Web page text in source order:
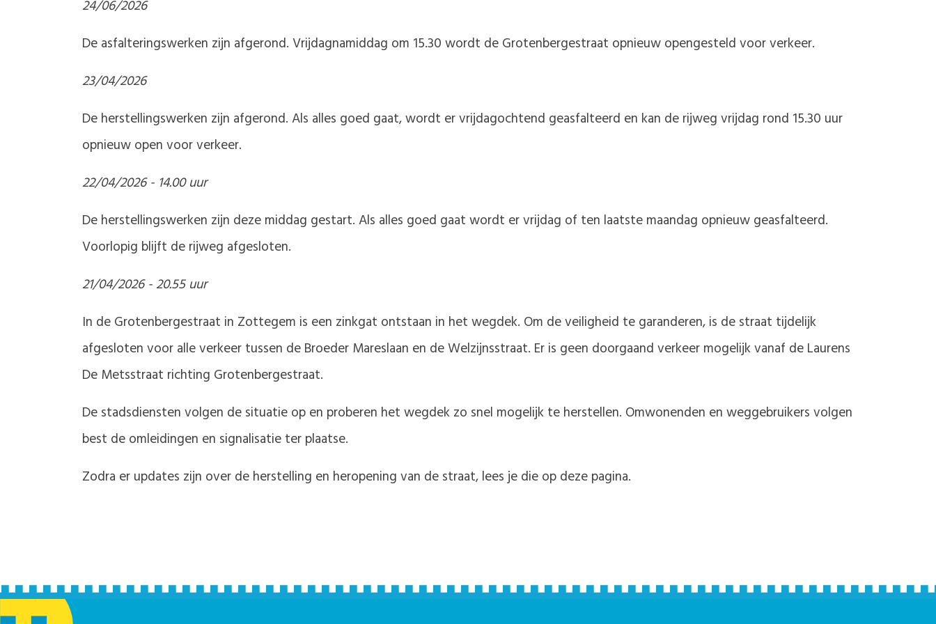
24/06/2026
De asfalteringswerken zijn afgerond. Vrijdagnamiddag om 15.30 wordt de Grotenbergestraat opnieuw opengesteld voor verkeer.
23/04/2026
De herstellingswerken zijn afgerond. Als alles goed gaat, wordt er vrijdagochtend geasfalteerd en kan de rijweg vrijdag rond 15.30 uur
opnieuw open voor verkeer.
22/04/2026 - 14.00 uur
De herstellingswerken zijn deze middag gestart. Als alles goed gaat wordt er vrijdag of ten laatste maandag opnieuw geasfalteerd.
Voorlopig blijft de rijweg afgesloten.
21/04/2026 - 20.55 uur
In de Grotenbergestraat in Zottegem is een zinkgat ontstaan in het wegdek. Om de veiligheid te garanderen, is de straat tijdelijk
afgesloten voor alle verkeer tussen de Broeder Mareslaan en de Welzijnsstraat. Er is geen doorgaand verkeer mogelijk vanaf de Laurens
De Metsstraat richting Grotenbergestraat.
De stadsdiensten volgen de situatie op en proberen het wegdek zo snel mogelijk te herstellen. Omwonenden en weggebruikers volgen
best de omleidingen en signalisatie ter plaatse.
Zodra er updates zijn over de herstelling en heropening van de straat, lees je die op deze pagina.